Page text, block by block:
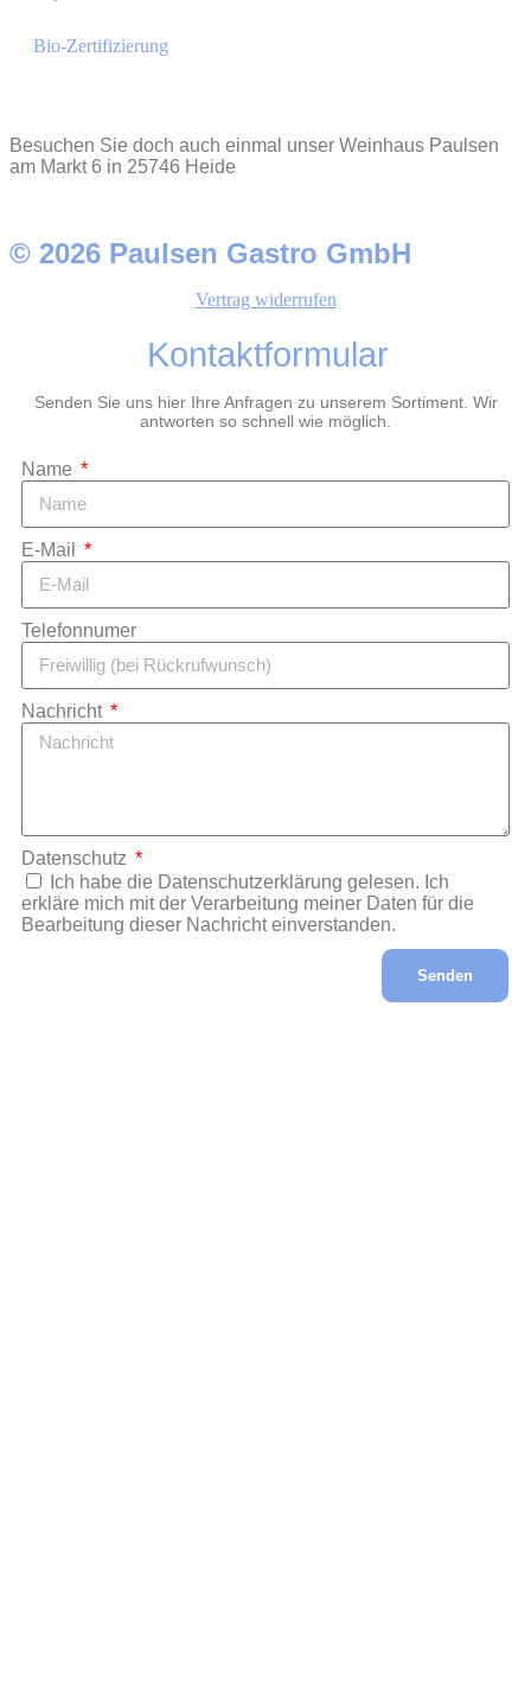
Bio-Zertifizierung
Besuchen Sie doch auch einmal unser Weinhaus Paulsen
am Markt 6 in 25746 Heide
© 2026 Paulsen Gastro GmbH
Vertrag widerrufen
Kontaktformular
Senden Sie uns hier Ihre Anfragen zu unserem Sortiment. Wir
antworten so schnell wie möglich.
Name
E-Mail
Telefonnumer
Nachricht
Datenschutz
Ich habe die Datenschutzerklärung gelesen. Ich
erkläre mich mit der Verarbeitung meiner Daten für die
Bearbeitung dieser Nachricht einverstanden.
Senden